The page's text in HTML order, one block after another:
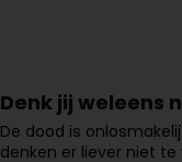
Denk jij weleens
De dood is
denken er liever niet